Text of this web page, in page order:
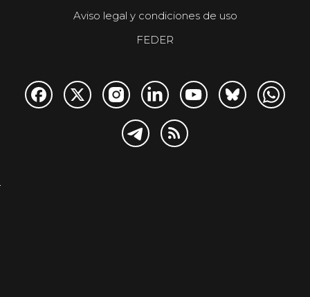
Aviso legal y condiciones de uso
FEDER